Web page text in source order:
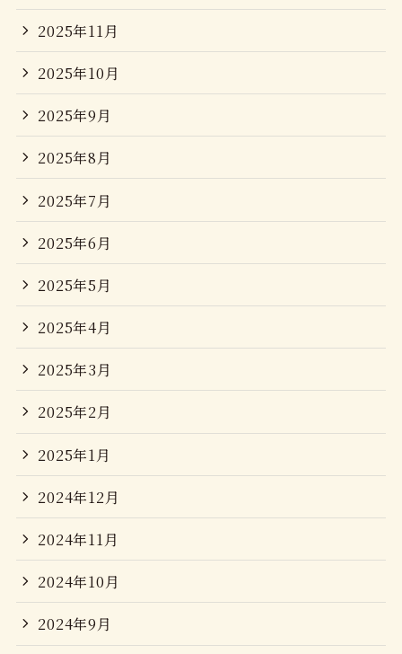
2025年11月
2025年10月
2025年9月
2025年8月
2025年7月
2025年6月
2025年5月
2025年4月
2025年3月
2025年2月
2025年1月
2024年12月
2024年11月
2024年10月
2024年9月